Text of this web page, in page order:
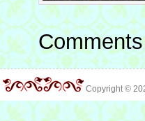
Copyright ©